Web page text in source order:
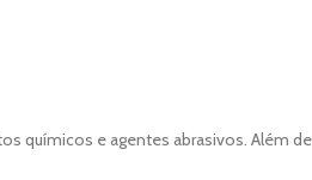
químicos e agentes abrasivos. Além